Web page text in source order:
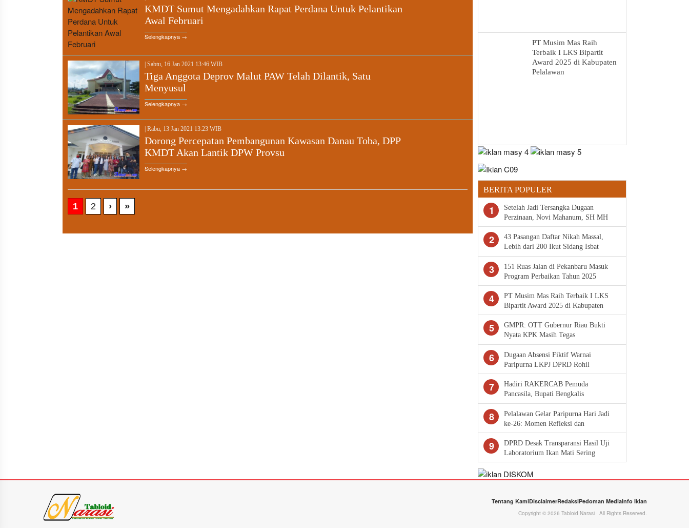
KMDT Sumut Mengadahkan Rapat Perdana Untuk Pelantikan
Awal Februari
Selengkapnya →
Sabtu, 16 Jan 2021 13:46 WIB
Tiga Anggota Deprov Malut PAW Telah Dilantik, Satu
Menyusul
Selengkapnya →
Rabu, 13 Jan 2021 13:23 WIB
Dorong Percepatan Pembangunan Kawasan Danau Toba, DPP
KMDT Akan Lantik DPW Provsu
Selengkapnya →
1 2 › »
PT Musim Mas Raih
Terbaik I LKS Bipartit
Award 2025 di Kabupaten
Pelalawan
BERITA POPULER
1
Setelah Jadi Tersangka Dugaan
Perzinaan, Novi Mahanum, SH MH
Penasihat Hukum M Minta Polda
Riau Segera Tahan Arifman
Syahputra
2
43 Pasangan Daftar Nikah Massal,
Lebih dari 200 Ikut Sidang Isbat
Gratis di Pekanbaru
3
151 Ruas Jalan di Pekanbaru Masuk
Program Perbaikan Tahun 2025
4
PT Musim Mas Raih Terbaik I LKS
Bipartit Award 2025 di Kabupaten
Pelalawan
5
GMPR: OTT Gubernur Riau Bukti
Nyata KPK Masih Tegas
6
Dugaan Absensi Fiktif Warnai
Paripurna LKPJ DPRD Rohil
7
Hadiri RAKERCAB Pemuda
Pancasila, Bupati Bengkalis
Tekankan Peran Strategis Ormas
dalam Pembangunan Daerah
8
Pelalawan Gelar Paripurna Hari Jadi
ke-26: Momen Refleksi dan
Konsolidasi Pembangunan
9
DPRD Desak Transparansi Hasil Uji
Laboratorium Ikan Mati Sering
Tentang KamiDisclaimerRedaksiPedoman MediaInfo Iklan
Copyright © 2026 Tabloid Narasi · All Rights Reserved.